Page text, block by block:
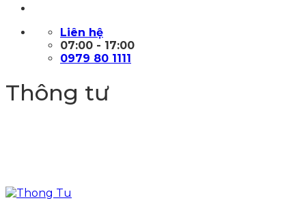
Liên hệ
07:00 - 17:00
0979 80 1111
Thông tư